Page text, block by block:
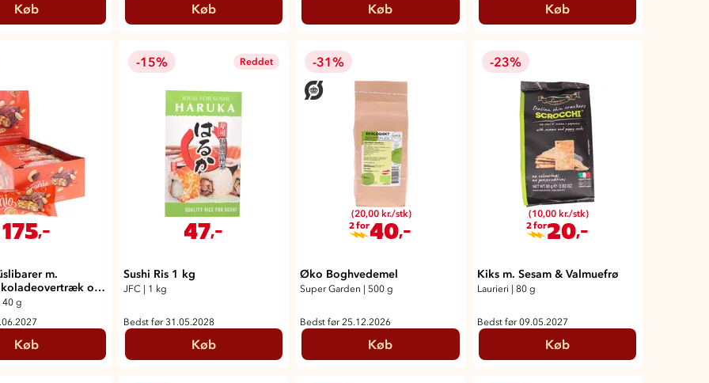
Køb Køb Køb Køb
175,-
m.
og
40 g
Køb
-15% Reddet
47,-
Sushi Ris 1 kg
JFC 1 kg
Bedst før 31.05.2028
Køb
-31%
(20,00 kr./stk)
2 for40,-
Øko Boghvedemel
Super Garden 500 g
Bedst før 25.12.2026
Køb
-23%
(10,00 kr./stk)
2 for20,-
Kiks m. Sesam & Valmuefrø
Laurieri 80 g
Bedst før 09.05.2027
Køb